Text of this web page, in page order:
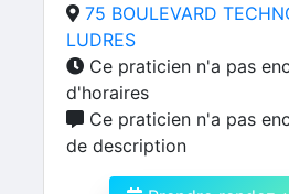
75 BOULEVARD
LUDRES
Ce praticien n'a pas
d'horaires
Ce praticien n'a pas
de description